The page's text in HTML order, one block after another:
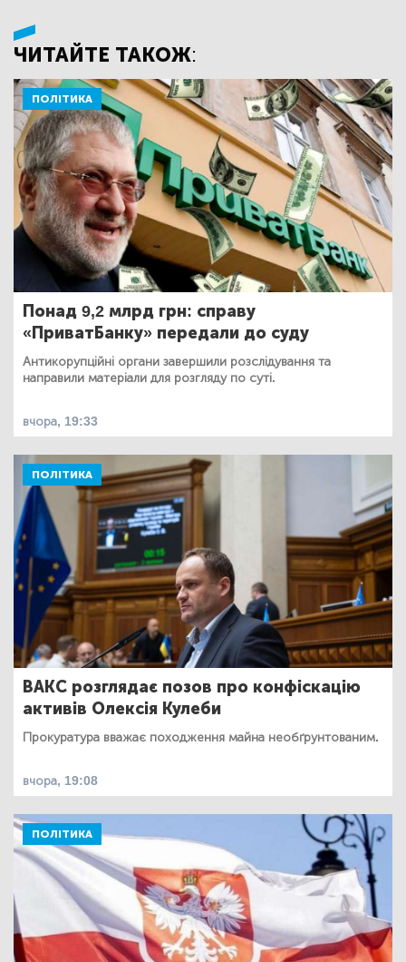
ЧИТАЙТЕ ТАКОЖ:
ПОЛІТИКА
Понад 9,2 млрд грн: справу
«ПриватБанку» передали до суду
Антикорупційні органи завершили розслідування та
направили матеріали для розгляду по суті.
вчора, 19:33
ПОЛІТИКА
ВАКС розглядає позов про конфіскацію
активів Олексія Кулеби
Прокуратура вважає походження майна необґрунтованим.
вчора, 19:08
ПОЛІТИКА